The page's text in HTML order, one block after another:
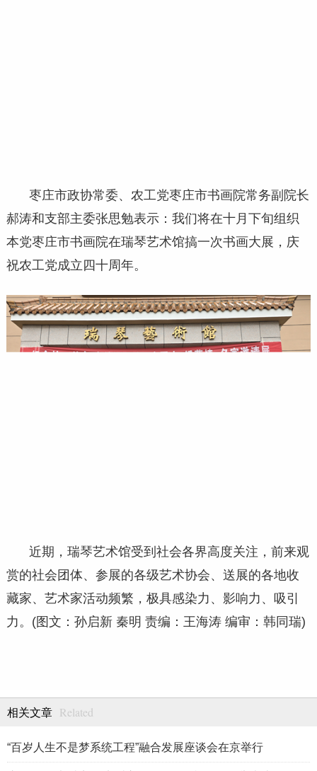
枣庄市政协常委、农工党枣庄市书画院常务副院长
郝涛和支部主委张思勉表示：我们将在十月下旬组织
本党枣庄市书画院在瑞琴艺术馆搞一次书画大展，庆
祝农工党成立四十周年。
近期，瑞琴艺术馆受到社会各界高度关注，前来观
赏的社会团体、参展的各级艺术协会、送展的各地收
藏家、艺术家活动频繁，极具感染力、影响力、吸引
力。(图文：孙启新 秦明 责编：王海涛 编审：韩同瑞)
相关文章 Related
“百岁人生不是梦系统工程”融合发展座谈会在京举行